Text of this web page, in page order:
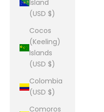
Island
(USD $)
Cocos
(Keeling)
Islands
(USD $)
Colombia
(USD $)
Comoros